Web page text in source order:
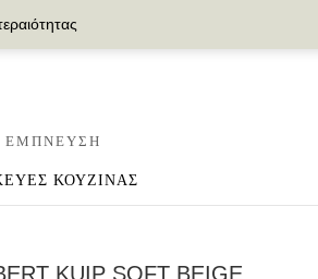
ΕΜΠΝΕΥΣΗ
ΚΟΥΖΙΝΑΣ
KUIP SOFT BEIGE